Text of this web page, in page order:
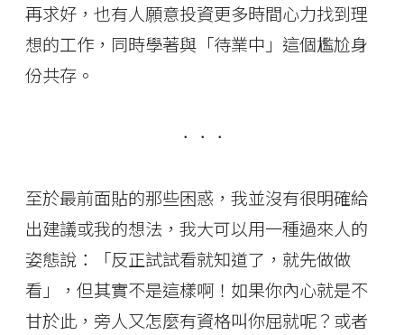
再求好，也有人願意投資更多時間心力找到理
想的工作，同時學著與「待業中」這個尷尬身
份共存。
．．．
至於最前面貼的那些困惑，我並沒有很明確給
出建議或我的想法，我大可以用一種過來人的
姿態說：「反正試試看就知道了，就先做做
看」，但其實不是這樣啊！如果你內心就是不
甘於此，旁人又怎麼有資格叫你屈就呢？或者